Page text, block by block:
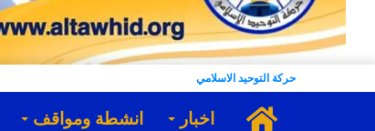
حركة التوحيد الاسلامي
الرئيسية
اخبار انشطة ومواقف